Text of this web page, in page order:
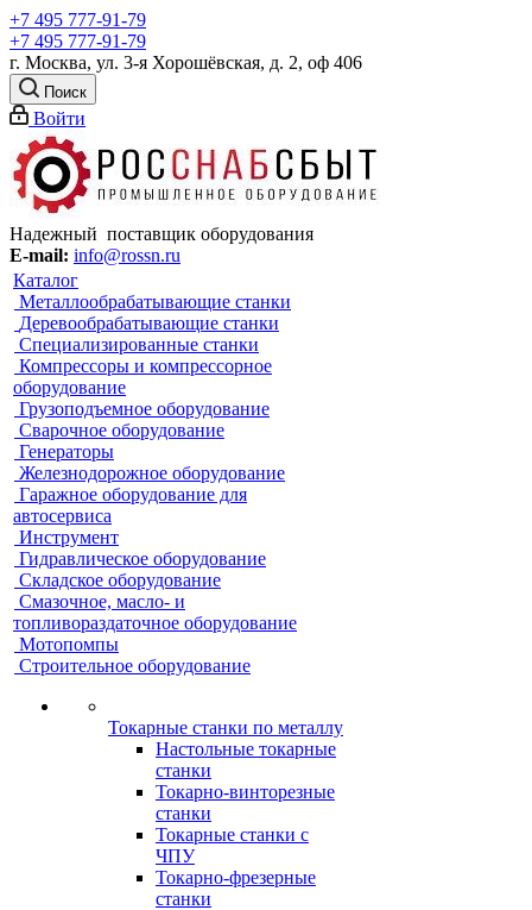
+7 495 777-91-79
+7 495 777-91-79
г. Москва, ул. 3-я Хорошёвская, д. 2, оф 406
Поиск
Войти
Надежный поставщик оборудования
E-mail: info@rossn.ru
Каталог
Металлообрабатывающие станки
Деревообрабатывающие станки
Специализированные станки
Компрессоры и компрессорное
оборудование
Грузоподъемное оборудование
Сварочное оборудование
Генераторы
Железнодорожное оборудование
Гаражное оборудование для
автосервиса
Инструмент
Гидравлическое оборудование
Складское оборудование
Смазочное, масло- и
топливораздаточное оборудование
Мотопомпы
Строительное оборудование
Токарные станки по металлу
Настольные токарные
станки
Токарно-винторезные
станки
Токарные станки с
ЧПУ
Токарно-фрезерные
станки